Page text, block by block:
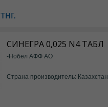
тнг.
СИНЕГРА 0,025 N4 ТАБЛ
-Нобел АФФ АО
Страна производитель: Казахстан